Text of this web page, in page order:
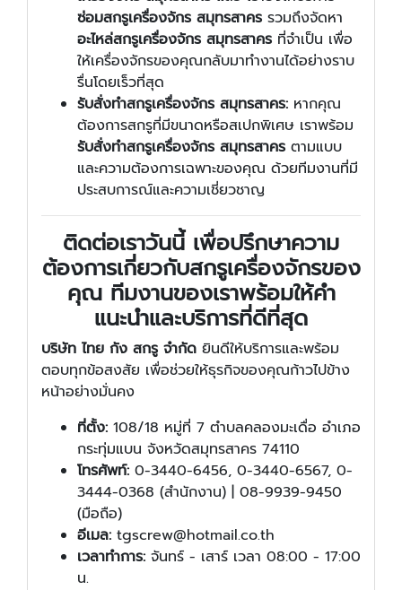
ซ่อมสกรูเครื่องจักร สมุทรสาคร รวมถึงจัดหา
อะไหล่สกรูเครื่องจักร สมุทรสาคร ที่จำเป็น เพื่อ
ให้เครื่องจักรของคุณกลับมาทำงานได้อย่างราบ
รื่นโดยเร็วที่สุด
รับสั่งทำสกรูเครื่องจักร สมุทรสาคร: หากคุณ
ต้องการสกรูที่มีขนาดหรือสเปกพิเศษ เราพร้อม
รับสั่งทำสกรูเครื่องจักร สมุทรสาคร ตามแบบ
และความต้องการเฉพาะของคุณ ด้วยทีมงานที่มี
ประสบการณ์และความเชี่ยวชาญ
ติดต่อเราวันนี้เพื่อปรึกษาความ
ต้องการเกี่ยวกับสกรูเครื่องจักรของ
คุณ ทีมงานของเราพร้อมให้คำ
แนะนำและบริการที่ดีที่สุด
บริษัท ไทย กัง สกรู จำกัด ยินดีให้บริการและพร้อม
ตอบทุกข้อสงสัย เพื่อช่วยให้ธุรกิจของคุณก้าวไปข้าง
หน้าอย่างมั่นคง
ที่ตั้ง: 108/18 หมู่ที่ 7 ตำบลคลองมะเดื่อ อำเภอ
กระทุ่มแบน จังหวัดสมุทรสาคร 74110
โทรศัพท์: 0-3440-6456, 0-3440-6567, 0-
3444-0368 (สำนักงาน) | 08-9939-9450
(มือถือ)
อีเมล: tgscrew@hotmail.co.th
เวลาทำการ: จันทร์ - เสาร์ เวลา 08:00 - 17:00
น.